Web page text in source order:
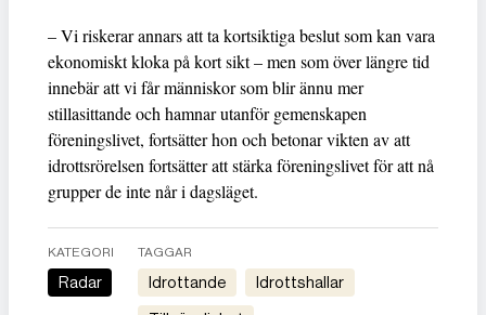
– Vi riskerar annars att ta kortsiktiga beslut som kan vara
ekonomiskt kloka på kort sikt – men som över längre tid
innebär att vi får människor som blir ännu mer
stillasittande och hamnar utanför gemenskapen
föreningslivet, fortsätter hon och betonar vikten av att
idrottsrörelsen fortsätter att stärka föreningslivet för att nå
grupper de inte når i dagsläget.
KATEGORI
Radar
TAGGAR
idrottande idrottshallar